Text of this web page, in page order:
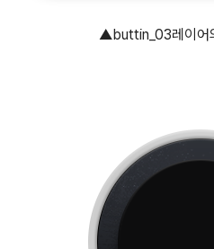
▲buttin_03레이어